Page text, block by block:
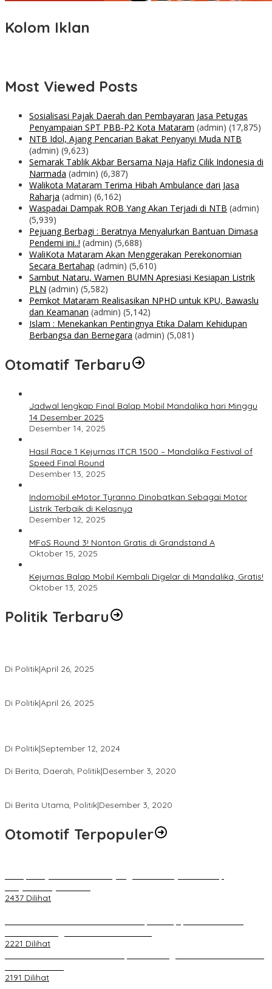
Kolom Iklan
Most Viewed Posts
Sosialisasi Pajak Daerah dan Pembayaran Jasa Petugas
Penyampaian SPT PBB-P2 Kota Mataram (admin) (17,875)
NTB Idol, Ajang Pencarian Bakat Penyanyi Muda NTB
(admin) (9,623)
Semarak Tablik Akbar Bersama Naja Hafiz Cilik Indonesia di
Narmada (admin) (6,387)
Walikota Mataram Terima Hibah Ambulance dari Jasa
Raharja (admin) (6,162)
Waspadai Dampak ROB Yang Akan Terjadi di NTB (admin)
(5,939)
Pejuang Berbagi : Beratnya Menyalurkan Bantuan Dimasa
Pendemi ini..! (admin) (5,688)
WaliKota Mataram Akan Menggerakan Perekonomian
Secara Bertahap (admin) (5,610)
Sambut Nataru, Wamen BUMN Apresiasi Kesiapan Listrik
PLN (admin) (5,582)
Pemkot Mataram Realisasikan NPHD untuk KPU, Bawaslu
dan Keamanan (admin) (5,142)
Islam : Menekankan Pentingnya Etika Dalam Kehidupan
Berbangsa dan Bernegara (admin) (5,081)
Otomatif Terbaru
Jadwal lengkap Final Balap Mobil Mandalika hari Minggu
14 Desember 2025
Desember 14, 2025
Hasil Race 1 Kejurnas ITCR 1500 – Mandalika Festival of
Speed Final Round
Desember 13, 2025
Indomobil eMotor Tyranno Dinobatkan Sebagai Motor
Listrik Terbaik di Kelasnya
Desember 12, 2025
MFoS Round 3! Nonton Gratis di Grandstand A
Oktober 15, 2025
Kejurnas Balap Mobil Kembali Digelar di Mandalika, Gratis!
Oktober 13, 2025
Politik Terbaru
Di Politik|April 26, 2025
Di Politik|April 26, 2025
Di Politik|September 12, 2024
Di Berita, Daerah, Politik|Desember 3, 2020
Di Berita Utama, Politik|Desember 3, 2020
Otomotif Terpopuler
2437 Dilihat
2221 Dilihat
2191 Dilihat